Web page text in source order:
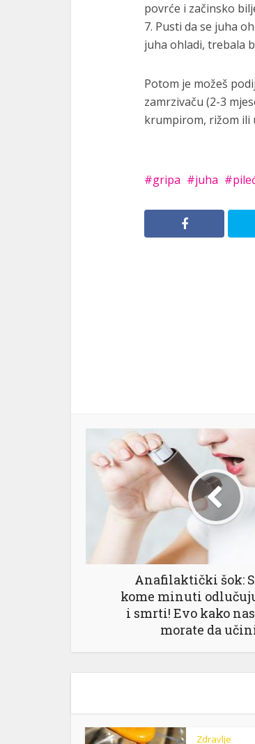
povrće i začinsko
7. Pusti da se juha
juha ohladi, trebala
Potom je možeš
zamrzivaču (2-3
krumpirom, rižom ili
gripa juha
Anafilaktički šok:
kome minuti
i smrti! Evo kako
morate da
Zdravlje